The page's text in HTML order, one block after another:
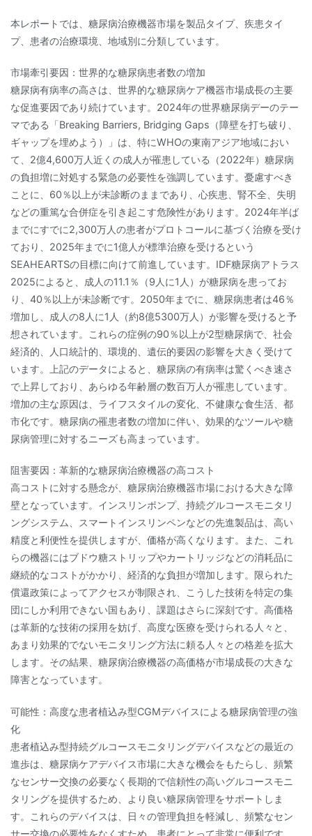
本レポートでは、糖尿病治療機器市場を製品タイプ、疾患タイ
プ、患者の治療環境、地域別に分類しています。
市場牽引要因：世界的な糖尿病患者数の増加
糖尿病有病率の高さは、世界的な糖尿病ケア機器市場成長の主要
な促進要因であり続けています。2024年の世界糖尿病デーのテー
マである「Breaking Barriers, Bridging Gaps（障壁を打ち破り、
ギャップを埋めよう）」は、特にWHOの東南アジア地域におい
て、2億4,600万人近くの成人が罹患している（2022年）糖尿病
の負担増に対処する緊急の必要性を強調しています。憂慮すべき
ことに、60％以上が未診断のままであり、心疾患、腎不全、失明
などの重篤な合併症を引き起こす危険性があります。2024年半ば
までにすでに2,300万人の患者がプロトコールに基づく治療を受け
ており、2025年までに1億人が標準治療を受けるという
SEAHEARTSの目標に向けて前進しています。IDF糖尿病アトラス
2025によると、成人の11.1％（9人に1人）が糖尿病を患ってお
り、40％以上が未診断です。2050年までに、糖尿病患者は46％
増加し、成人の8人に1人（約8億5300万人）が影響を受けると予
想されています。これらの症例の90％以上が2型糖尿病で、社会
経済的、人口統計的、環境的、遺伝的要因の影響を大きく受けて
います。上記のデータによると、糖尿病の有病率は驚くべき速さ
で上昇しており、あらゆる年齢層の数百万人が罹患しています。
増加の主な原因は、ライフスタイルの変化、不健康な食生活、都
市化です。糖尿病の罹患者数の増加に伴い、効果的なツールや糖
尿病管理に対するニーズも高まっています。
阻害要因：革新的な糖尿病治療機器の高コスト
高コストに対する懸念が、糖尿病治療機器市場における大きな障
壁となっています。インスリンポンプ、持続グルコースモニタリ
ングシステム、スマートインスリンペンなどの先進製品は、高い
精度と利便性を提供しますが、価格が高くなります。また、これ
らの機器にはブドウ糖ストリップやカートリッジなどの消耗品に
継続的なコストがかかり、経済的な負担が増加します。限られた
償還政策によってアクセスが制限され、こうした技術を特定の集
団にしか利用できない国もあり、課題はさらに深刻です。高価格
は革新的な技術の採用を妨げ、高度な医療を受けられる人々と、
あまり効果的でないモニタリング方法に頼る人々との格差を拡大
します。その結果、糖尿病治療機器の高価格が市場成長の大きな
障害となっています。
可能性：高度な患者植込み型CGMデバイスによる糖尿病管理の強
化
患者植込み型持続グルコースモニタリングデバイスなどの最近の
進歩は、糖尿病ケアデバイス市場に大きな機会をもたらし、頻繁
なセンサー交換の必要なく長期的で信頼性の高いグルコースモニ
タリングを提供するため、より良い糖尿病管理をサポートしま
す。これらのデバイスは、日々の管理負担を軽減し、頻繁なセン
サー交換の必要性をなくすため、患者にとって非常に便利です。